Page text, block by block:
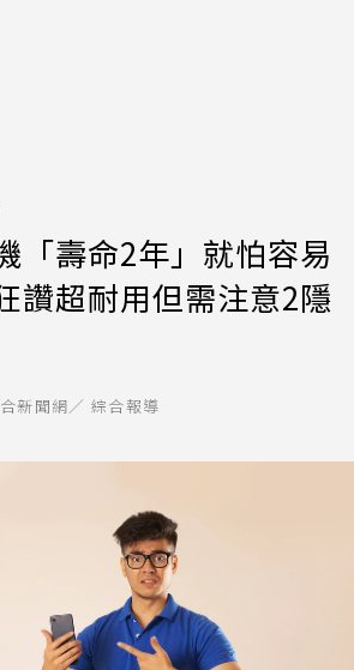
「壽命2年」就怕容易
讚超耐用但需注意2隱
新聞網／ 綜合報導